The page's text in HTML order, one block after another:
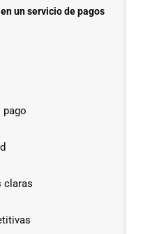
un servicio de pagos
pago
claras